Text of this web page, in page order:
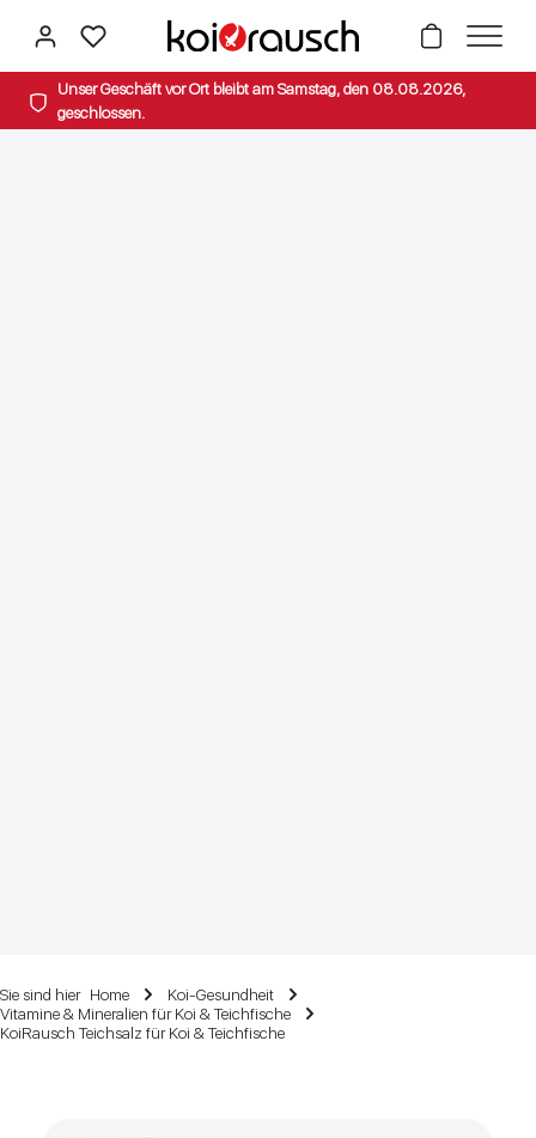
springen
Unser Geschäft vor Ort bleibt am Samstag, den 08.08.2026,
geschlossen.
Sie sind hier Home
Koi-Gesundheit
Vitamine & Mineralien für Koi & Teichfische
KoiRausch Teichsalz für Koi & Teichfische